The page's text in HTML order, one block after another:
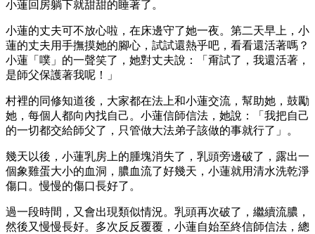
小蓮回房躺下就甜甜的睡著了。
小蓮的丈夫可不放心啦，在床邊守了她一夜。第二天早上，小
蓮的丈夫用手撫摸她的腳心，試試還熱乎吧，看看還活著嗎？
小蓮「噗」的一聲笑了，她對丈夫說：「甭試了，我還活著，
是師父保護著我呢！」
村裡的同修知道後，大家都在法上和小蓮交流，幫助她，鼓勵
她，每個人都向內找自己。小蓮信師信法，她說：「我把自己
的一切都交給師父了，只管做大法弟子該做的事就行了」。
幾天以後，小蓮乳房上的腫塊消失了，乳頭旁邊破了，露出一
個象雞蛋大小的血洞，膿血流了好幾天，小蓮就用清水洗乾淨
傷口。慢慢的傷口長好了。
過一段時間，又會出現類似情況。乳頭再次破了，繼續流膿，
然後又慢慢長好。多次反反覆覆，小蓮自始至終信師信法，總